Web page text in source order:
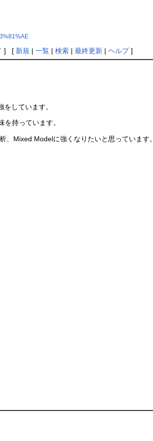
] [ 新規 | 一覧| 検索| 最終更新| ヘルプ]
しています。
持っています。
、Mixed Modelに強くなりたいと思っています。